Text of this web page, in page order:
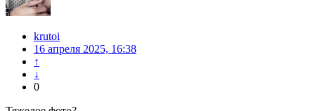
krutoi
16 апреля 2025, 16:38
↑
↓
0